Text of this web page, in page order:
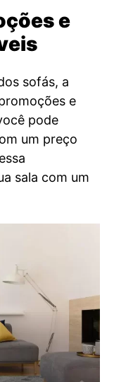
e
sofás, a
e
pode
um preço
sala com um